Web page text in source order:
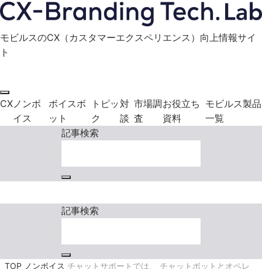
モビルスのCX（カスタマーエクスペリエンス）向上情報サイ
ト
CX ノンボ
イス
ボイスボ
ット
トピッ
ク
対
談
市場調
査
お役立ち
資料
モビルス製品
一覧
記事検索
記事検索
TOP ノンボイス チャットサポートでは、 チャットボットとオペレ